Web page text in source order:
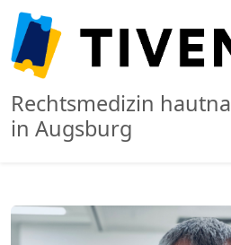
Rechtsmedizin
in Augsburg